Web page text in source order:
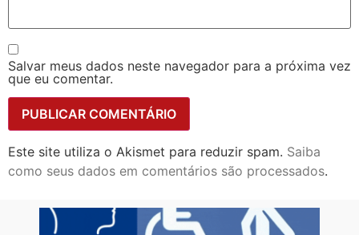
Salvar meus dados neste navegador para a próxima vez
que eu comentar.
Este site utiliza o Akismet para reduzir spam. Saiba
como seus dados em comentários são processados.